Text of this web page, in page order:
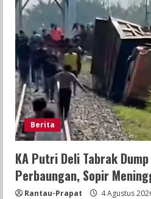
Berita
KA Putri Deli Tabrak
Perbaungan, Sopir
Rantau-Prapat 4 Agustus